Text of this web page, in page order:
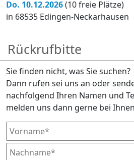
Do. 10.12.2026(10 freie Plätze)
in 68535 Edingen-Neckarhausen
Rückrufbitte
Sie finden nicht, was Sie suchen?
Dann rufen sei uns an oder
nachfolgend Ihren Namen und
melden uns dann gerne bei